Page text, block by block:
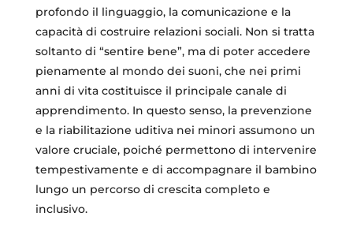
profondo il linguaggio, la comunicazione e la
capacità di costruire relazioni sociali. Non si tratta
soltanto di “sentire bene”, ma di poter accedere
pienamente al mondo dei suoni, che nei primi
anni di vita costituisce il principale canale di
apprendimento. In questo senso, la prevenzione
e la riabilitazione uditiva nei minori assumono un
valore cruciale, poiché permettono di intervenire
tempestivamente e di accompagnare il bambino
lungo un percorso di crescita completo e
inclusivo.